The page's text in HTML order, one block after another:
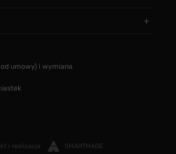
umowy) i wymiana
i realizacja SMARTMAGE